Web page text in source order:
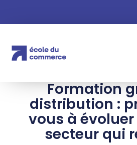
Formation
distribution :
vous à
secteur qui